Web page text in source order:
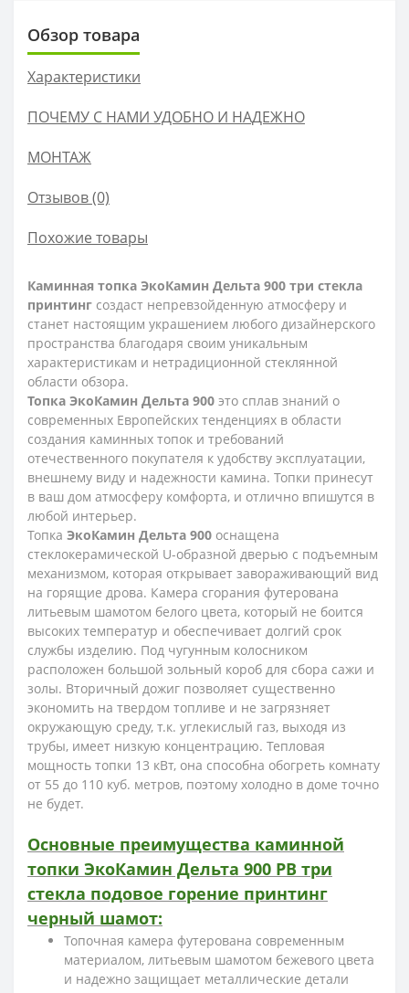
Обзор товара
Характеристики
ПОЧЕМУ С НАМИ УДОБНО И НАДЕЖНО
МОНТАЖ
Отзывов (0)
Похожие товары
Каминная топка ЭкоКамин Дельта 900 три стекла
принтинг создаст непревзойденную атмосферу и
станет настоящим украшением любого дизайнерского
пространства благодаря своим уникальным
характеристикам и нетрадиционной стеклянной
области обзора.
Топка ЭкоКамин Дельта 900 это сплав знаний о
современных Европейских тенденциях в области
создания каминных топок и требований
отечественного покупателя к удобству эксплуатации,
внешнему виду и надежности камина. Топки принесут
в ваш дом атмосферу комфорта, и отлично впишутся в
любой интерьер.
Топка ЭкоКамин Дельта 900 оснащена
стеклокерамической U-образной дверью с подъемным
механизмом, которая открывает завораживающий вид
на горящие дрова. Камера сгорания футерована
литьевым шамотом белого цвета, который не боится
высоких температур и обеспечивает долгий срок
службы изделию. Под чугунным колосником
расположен большой зольный короб для сбора сажи и
золы. Вторичный дожиг позволяет существенно
экономить на твердом топливе и не загрязняет
окружающую среду, т.к. углекислый газ, выходя из
трубы, имеет низкую концентрацию. Тепловая
мощность топки 13 кВт, она способна обогреть комнату
от 55 до 110 куб. метров, поэтому холодно в доме точно
не будет.
Основные преимущества каминной
топки ЭкоКамин Дельта 900 PB три
стекла подовое горение принтинг
черный шамот:
Топочная камера футерована современным
материалом, литьевым шамотом бежевого цвета
и надежно защищает металлические детали